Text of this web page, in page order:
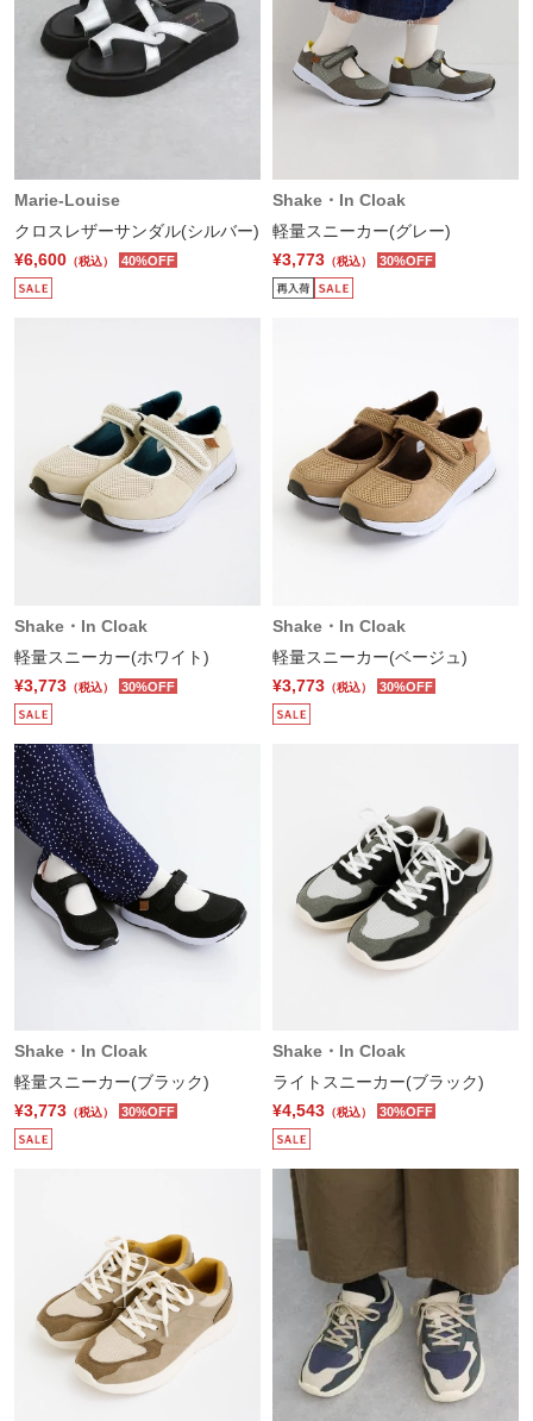
Marie-Louise
クロスレザーサンダル(シルバー)
¥6,600 （税込） 40%OFF
Shake・In Cloak
軽量スニーカー(グレー)
¥3,773 （税込） 30%OFF
Shake・In Cloak
軽量スニーカー(ホワイト)
¥3,773 （税込） 30%OFF
Shake・In Cloak
軽量スニーカー(ベージュ)
¥3,773 （税込） 30%OFF
Shake・In Cloak
軽量スニーカー(ブラック)
¥3,773 （税込） 30%OFF
Shake・In Cloak
ライトスニーカー(ブラック)
¥4,543 （税込） 30%OFF